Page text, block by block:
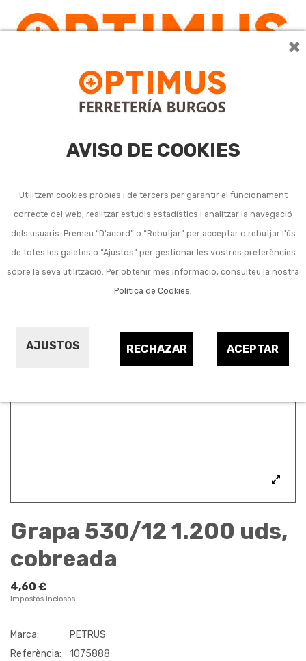
×
AVISO DE COOKIES
Utilitzem cookies pròpies i de tercers per garantir el funcionament
correcte del web, realitzar estudis estadístics i analitzar la navegació
dels usuaris. Premeu “D'acord” o “Rebutjar” per acceptar o rebutjar l'ús
de totes les galetes o “Ajustos” per gestionar les vostres preferències
sobre la seva utilització. Per obtenir més informació, consulteu la nostra
Política de Cookies.
AJUSTOS ACEPTAR
RECHAZAR
Grapa 530/12 1.200 uds,
cobreada
4,60 €
Impostos inclosos
Marca:
PETRUS
Referència:
1075888